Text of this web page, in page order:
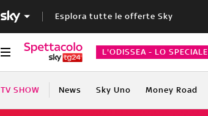
Esplora tutte le offerte Sky
L'ODISSEA - LO SPECIALE
TV SHOW News Sky Uno Money Road